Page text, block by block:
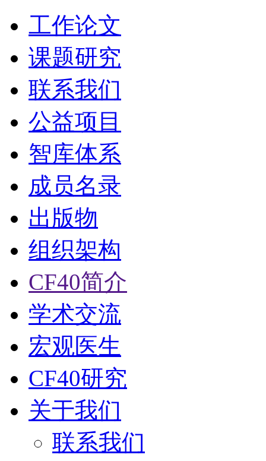
工作论文
课题研究
联系我们
公益项目
智库体系
成员名录
出版物
组织架构
CF40简介
学术交流
宏观医生
CF40研究
关于我们
联系我们